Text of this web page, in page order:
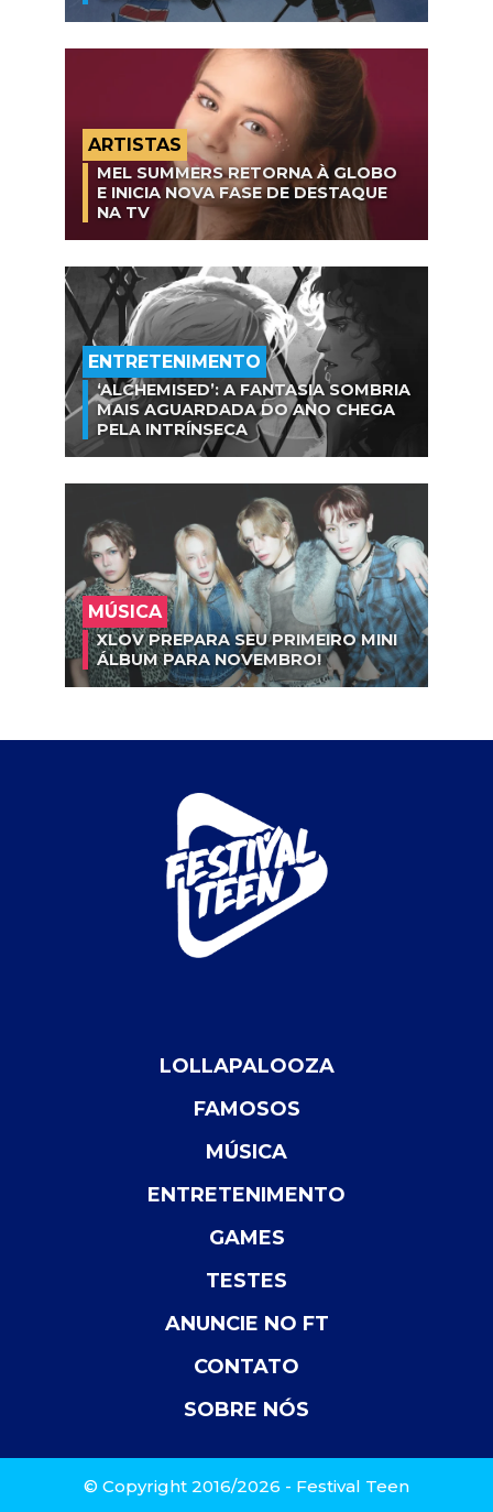
ARTISTAS
MEL SUMMERS RETORNA À GLOBO
E INICIA NOVA FASE DE DESTAQUE
NA TV
ENTRETENIMENTO
‘ALCHEMISED’: A FANTASIA SOMBRIA
MAIS AGUARDADA DO ANO CHEGA
PELA INTRÍNSECA
MÚSICA
XLOV PREPARA SEU PRIMEIRO MINI
ÁLBUM PARA NOVEMBRO!
LOLLAPALOOZA
FAMOSOS
MÚSICA
ENTRETENIMENTO
GAMES
TESTES
ANUNCIE NO FT
CONTATO
SOBRE NÓS
© Copyright 2016/2026 - Festival Teen